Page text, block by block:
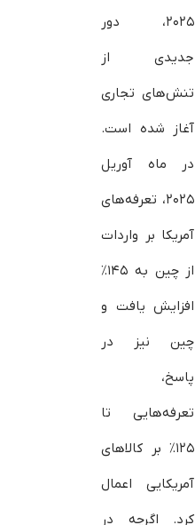
۲۰۲۵، دور
جدیدی از
تنش‌های تجاری
آغاز شده است.
در ماه آوریل
۲۰۲۵، تعرفه‌های
آمریکا بر واردات
از چین به ۱۴۵٪
افزایش یافت و
چین نیز در
پاسخ،
تعرفه‌هایی تا
۱۲۵٪ بر کالاهای
آمریکایی اعمال
کرد. اگرچه در